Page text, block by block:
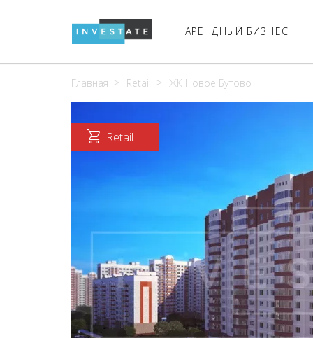
АРЕНДНЫЙ БИЗНЕС
Главная Retail ЖК Новое Бутово
Retail